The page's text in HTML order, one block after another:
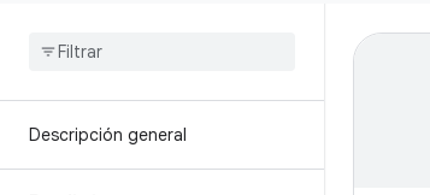
Descripción general